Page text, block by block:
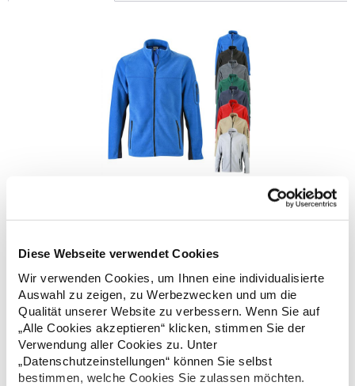
Diese Webseite verwendet Cookies
Wir verwenden Cookies, um Ihnen eine individualisierte
Auswahl zu zeigen, zu Werbezwecken und um die
Qualität unserer Website zu verbessern. Wenn Sie auf
„Alle Cookies akzeptieren“ klicken, stimmen Sie der
Verwendung aller Cookies zu. Unter
„Datenschutzeinstellungen“ können Sie selbst
bestimmen, welche Cookies Sie zulassen möchten.
JN842 James+Nicholson Herren Arbeitskleidung
Fleecejacke -STRONG-
Antipilling-Microfleece Elastische Softshell-Einsätze in
Kinnschutz Stehkragen Zwei seitliche Taschen und Ärmeltasche
mit ReißverschlussGrammatur: 280
g/m²Materialzusammensetzung: 100% PolyesterAngaben zur
Produktsicherheit: Herst.-Nr.: JN842Hersteller: Gustav Daiber
GmbH Vor dem Weißen Stein 25-31 72461 Albstadt Deutschland
E-Mail: info@daiber.de
ab 44,28 € *
* Preise inkl. gesetzlicher Mwst. +Versandkosten *